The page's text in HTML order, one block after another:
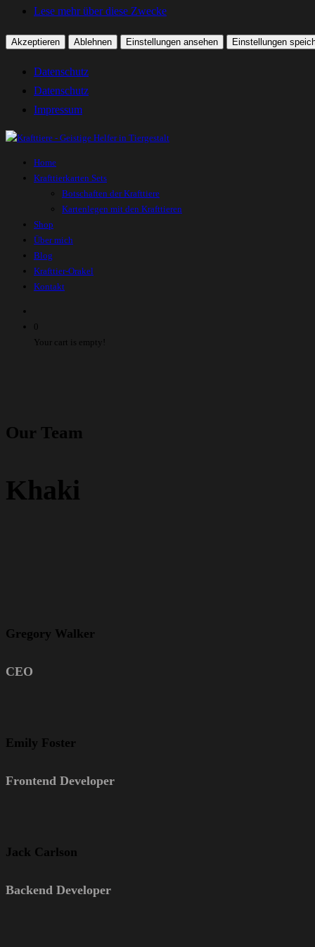
Lese mehr über diese Zwecke
Akzeptieren Ablehnen Einstellungen ansehen Einstellungen
Datenschutz
Datenschutz
Impressum
Home
Krafttierkarten Sets
Botschaften der Krafttiere
Kartenlegen mit den Krafttieren
Shop
Über mich
Blog
Krafttier-Orakel
Kontakt
0
Your cart is empty!
Our Team
Khaki
Gregory Walker
CEO
Emily Foster
Frontend Developer
Jack Carlson
Backend Developer